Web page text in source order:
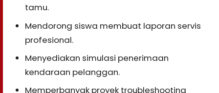
tamu.
Mendorong siswa membuat laporan servis
profesional.
Menyediakan simulasi penerimaan
kendaraan pelanggan.
Memperbanyak proyek troubleshooting